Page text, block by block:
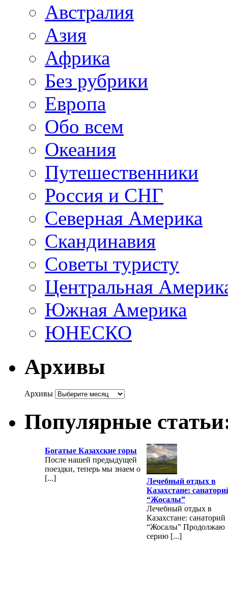
Австралия
Азия
Африка
Без рубрики
Европа
Обо всем
Океания
Путешественники
Россия и СНГ
Северная Америка
Скандинавия
Советы туристу
Центральная
Южная Америка
ЮНЕСКО
Архивы
Архивы
Популярные
Богатые Казахские горы
После нашей предыдущей
поездки, теперь мы знаем о
[...]
Лечебный отдых в
Казахстане:
“Жосалы”
Лечебный отдых в
Казахстане: санаторий
“Жосалы” Продолжаю
серию [...]